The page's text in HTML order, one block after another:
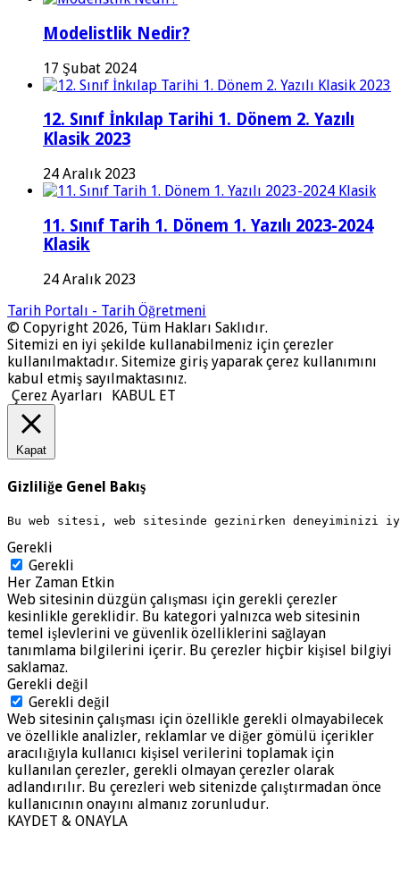
Modelistlik Nedir?
17 Şubat 2024
12. Sınıf İnkılap Tarihi 1. Dönem 2. Yazılı
Klasik 2023
24 Aralık 2023
11. Sınıf Tarih 1. Dönem 1. Yazılı 2023-2024
Klasik
24 Aralık 2023
Tarih Portalı - Tarih Öğretmeni
© Copyright 2026, Tüm Hakları Saklıdır.
Sitemizi en iyi şekilde kullanabilmeniz için çerezler
kullanılmaktadır. Sitemize giriş yaparak çerez kullanımını
kabul etmiş sayılmaktasınız.
Çerez Ayarları
KABUL ET
Kapat
Gizliliğe Genel Bakış
Bu web sitesi, web sitesinde gezinirken deneyiminizi
Gerekli
Gerekli
Her Zaman Etkin
Web sitesinin düzgün çalışması için gerekli çerezler
kesinlikle gereklidir. Bu kategori yalnızca web sitesinin
temel işlevlerini ve güvenlik özelliklerini sağlayan
tanımlama bilgilerini içerir. Bu çerezler hiçbir kişisel bilgiyi
saklamaz.
Gerekli değil
Gerekli değil
Web sitesinin çalışması için özellikle gerekli olmayabilecek
ve özellikle analizler, reklamlar ve diğer gömülü içerikler
aracılığıyla kullanıcı kişisel verilerini toplamak için
kullanılan çerezler, gerekli olmayan çerezler olarak
adlandırılır. Bu çerezleri web sitenizde çalıştırmadan önce
kullanıcının onayını almanız zorunludur.
KAYDET & ONAYLA